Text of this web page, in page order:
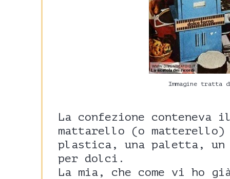
Immagine tratta
La confezione
mattarello (o
plastica, una paletta, un
per dolci.
La mia, che come vi ho